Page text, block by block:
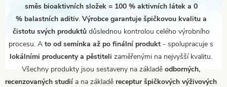
směs bioaktivních složek = 100 % aktivních látek a 0
% balastních aditiv. Výrobce garantuje špičkovou kvalitu a
čistotu svých produktů důslednou kontrolou celého výrobního
procesu. A to od semínka až po finální produkt - spolupracuje s
lokálními producenty a pěstiteli zaměřenými na nejvyšší kvalitu.
Všechny produkty jsou sestaveny na základě odborných,
recenzovaných studií a na základě receptur špičkových výživových